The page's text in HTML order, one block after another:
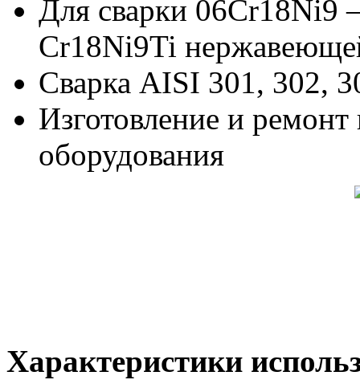
Для сварки 06Cr18Ni9
Cr18Ni9Ti
Сварка AISI 301, 302,
Изготовление и
оборудования
Характеристики